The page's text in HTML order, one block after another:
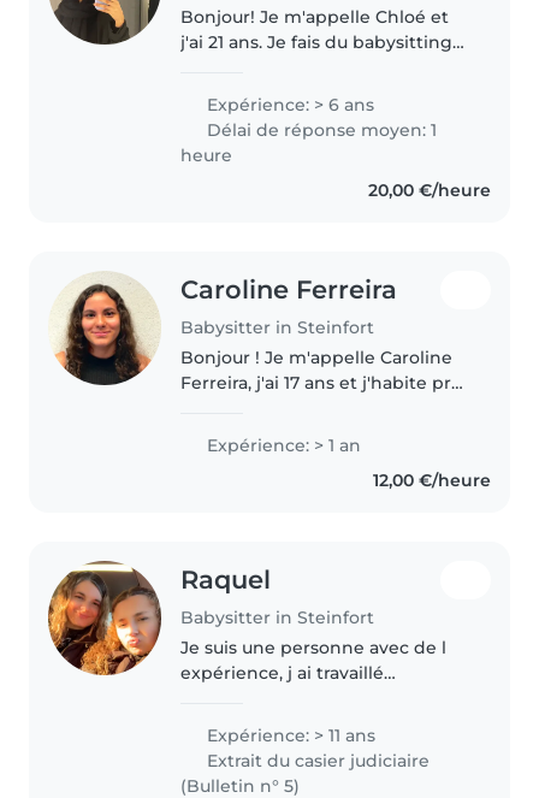
Bonjour! Je m'appelle Chloé et
j'ai 21 ans. Je fais du babysitting
formation en babysitting. Depuis
petite j'ai aimé prendre soin des
enfants ou bien de..
Expérience: > 6 ans
Délai de réponse moyen: 1
heure
20,00 €/heure
Caroline Ferreira
Babysitter in Steinfort
Bonjour ! Je m'appelle Caroline
Ferreira, j'ai 17 ans et j'habite près
couramment le français,
l'allemand, l'anglais, le
luxembourgeois et le portugais...
Expérience: > 1 an
12,00 €/heure
Raquel
Babysitter in Steinfort
Je suis une personne avec de l
expérience, j ai travaillé
formation 118h caritas sur
développement de l enfant. J
aime travaillé avec les..
Expérience: > 11 ans
Extrait du casier judiciaire
(Bulletin n° 5)